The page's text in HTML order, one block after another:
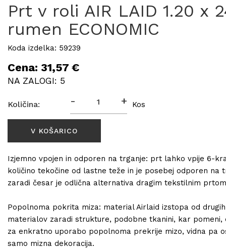
Prt v roli AIR LAID 1.20 x
rumen ECONOMIC
Koda izdelka: 59239
Cena: 31,57 €
NA ZALOGI: 5
Količina: - + Kos
Izjemno vpojen in odporen na trganje: prt lahko vpije 6-
količino tekočine od lastne teže in je posebej odporen na
zaradi česar je odlična alternativa dragim tekstilnim
Popolnoma pokrita miza: material Airlaid izstopa od drugih
materialov zaradi strukture, podobne tkanini, kar pomeni,
za enkratno uporabo popolnoma prekrije mizo, vidna pa
samo mizna dekoracija.